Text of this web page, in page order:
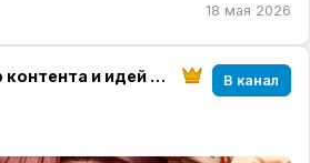
the uploaded photo, preserve
and identity as closely as
them into a high-quality
18 мая 2026
ИИ генератор контента и идей || нейросети с Ириной В канал